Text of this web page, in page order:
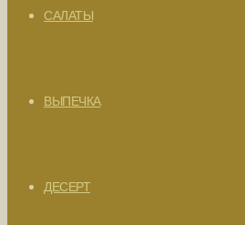
САЛАТЫ
ВЫПЕЧКА
ДЕСЕРТ